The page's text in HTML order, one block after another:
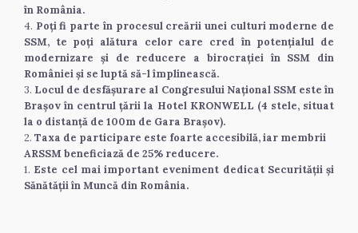
în România.
4. Poți fi parte în procesul creării unei culturi moderne de
SSM, te poți alătura celor care cred în potențialul de
modernizare și de reducere a birocrației în SSM din
României și se luptă să-l împlinească.
3. Locul de desfășurare al Congresului Național SSM este în
Brașov în centrul țării la Hotel KRONWELL (4 stele, situat
la o distanță de 100m de Gara Brașov).
2. Taxa de participare este foarte accesibilă, iar membrii
ARSSM beneficiază de 25% reducere.
1. Este cel mai important eveniment dedicat Securității și
Sănătății în Muncă din România.